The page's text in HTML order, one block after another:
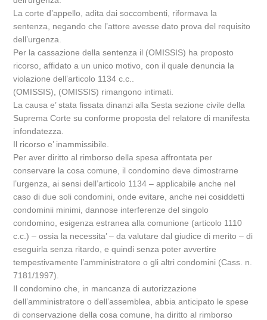
La corte d’appello, adita dai soccombenti, riformava la
sentenza, negando che l’attore avesse dato prova del requisito
dell’urgenza.
Per la cassazione della sentenza il (OMISSIS) ha proposto
ricorso, affidato a un unico motivo, con il quale denuncia la
violazione dell’articolo 1134 c.c..
(OMISSIS), (OMISSIS) rimangono intimati.
La causa e’ stata fissata dinanzi alla Sesta sezione civile della
Suprema Corte su conforme proposta del relatore di manifesta
infondatezza.
Il ricorso e’ inammissibile.
Per aver diritto al rimborso della spesa affrontata per
conservare la cosa comune, il condomino deve dimostrarne
l’urgenza, ai sensi dell’articolo 1134 – applicabile anche nel
caso di due soli condomini, onde evitare, anche nei cosiddetti
condominii minimi, dannose interferenze del singolo
condomino, esigenza estranea alla comunione (articolo 1110
c.c.) – ossia la necessita’ – da valutare dal giudice di merito – di
eseguirla senza ritardo, e quindi senza poter avvertire
tempestivamente l’amministratore o gli altri condomini (Cass. n.
7181/1997).
Il condomino che, in mancanza di autorizzazione
dell’amministratore o dell’assemblea, abbia anticipato le spese
di conservazione della cosa comune, ha diritto al rimborso